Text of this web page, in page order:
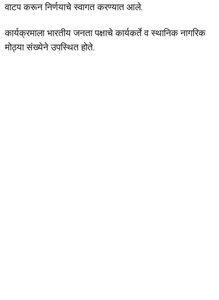
वाटप करून निर्णयाचे स्वागत करण्यात आले.
कार्यक्रमाला भारतीय जनता पक्षाचे कार्यकर्ते व स्थानिक नागरिक
मोठ्या संख्येने उपस्थित होते.